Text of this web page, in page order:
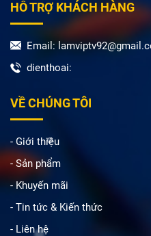
HỖ TRỢ KHÁCH HÀNG
Email:
dienthoai:
VỀ CHÚNG TÔI
- Giới thiệu
- Sản phẩm
- Khuyến mãi
- Tin tức & Kiến thức
- Liên hệ